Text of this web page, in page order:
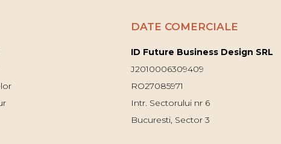
DATE COMERCIALE
ID Future Business Design SRL
J2010006309409
RO27085971
Intr. Sectorului nr 6
Bucuresti, Sector 3